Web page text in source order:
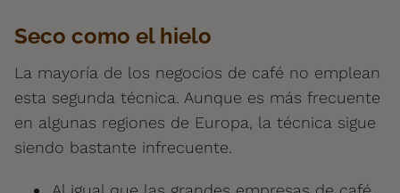
Seco como el hielo
La mayoría de los negocios de café no emplean
esta segunda técnica. Aunque es más frecuente
en algunas regiones de Europa, la técnica sigue
siendo bastante infrecuente.